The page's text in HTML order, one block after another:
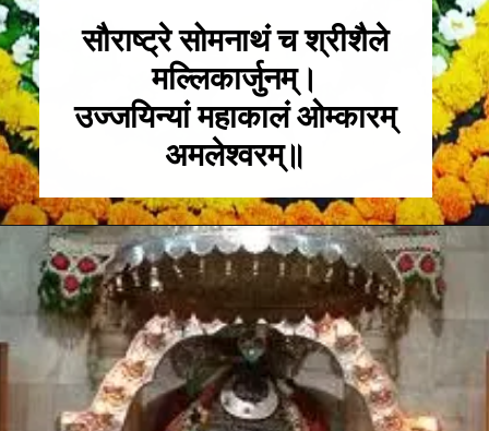
सौराष्ट्रे सोमनाथं च श्रीशैले
मल्लिकार्जुनम्।
उज्जयिन्यां महाकालं ओम्कारम्
अमलेश्वरम्॥